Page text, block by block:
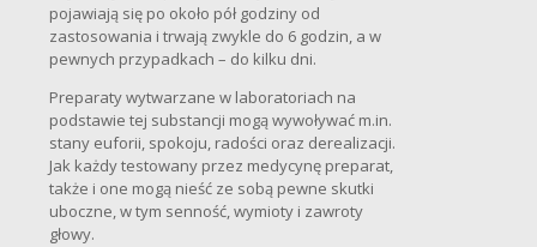
pojawiają się po około pół godziny od
zastosowania i trwają zwykle do 6 godzin, a w
pewnych przypadkach – do kilku dni.
Preparaty wytwarzane w laboratoriach na
podstawie tej substancji mogą wywoływać m.in.
stany euforii, spokoju, radości oraz derealizacji.
Jak każdy testowany przez medycynę preparat,
także i one mogą nieść ze sobą pewne skutki
uboczne, w tym senność, wymioty i zawroty
głowy.